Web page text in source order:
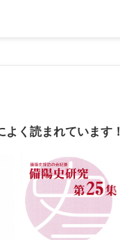
よく読まれています！